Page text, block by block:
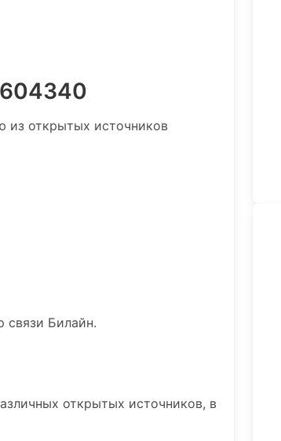
открытых источников
связи Билайн.
открытых источников, в